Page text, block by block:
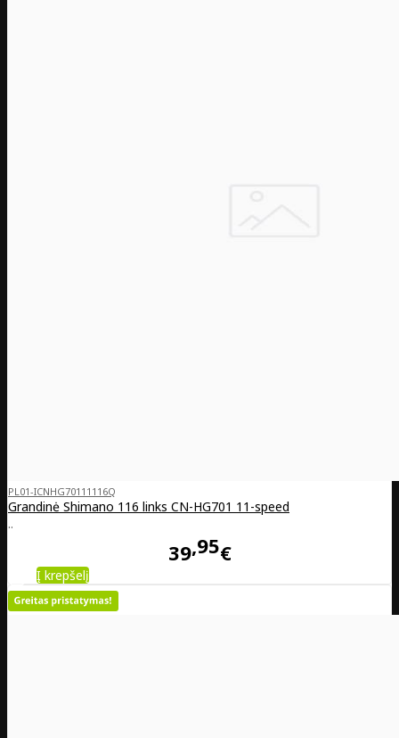
PL01-ICNHG70111116Q
Grandinė Shimano 116 links CN-HG701 11-speed
..
39 95€
Į krepšelį